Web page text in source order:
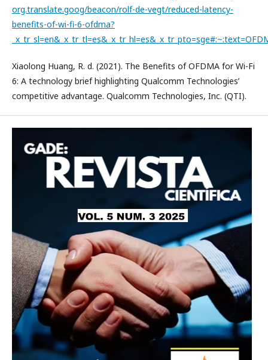
org.translate.goog/beacon/rolf-de-vegt/reduced-latency-
benefits-of-wi-fi-6-ofdma?
Xiaolong Huang, R. d. (2021). The Benefits of OFDMA for Wi-Fi
6: A technology brief highlighting Qualcomm Technologies’
competitive advantage. Qualcomm Technologies, Inc. (QTI).